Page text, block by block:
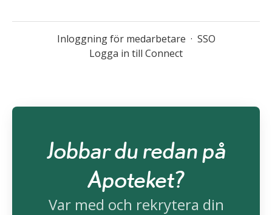
Inloggning för medarbetare · SSO
Logga in till Connect
Jobbar du redan på
Apoteket?
Var med och rekrytera din